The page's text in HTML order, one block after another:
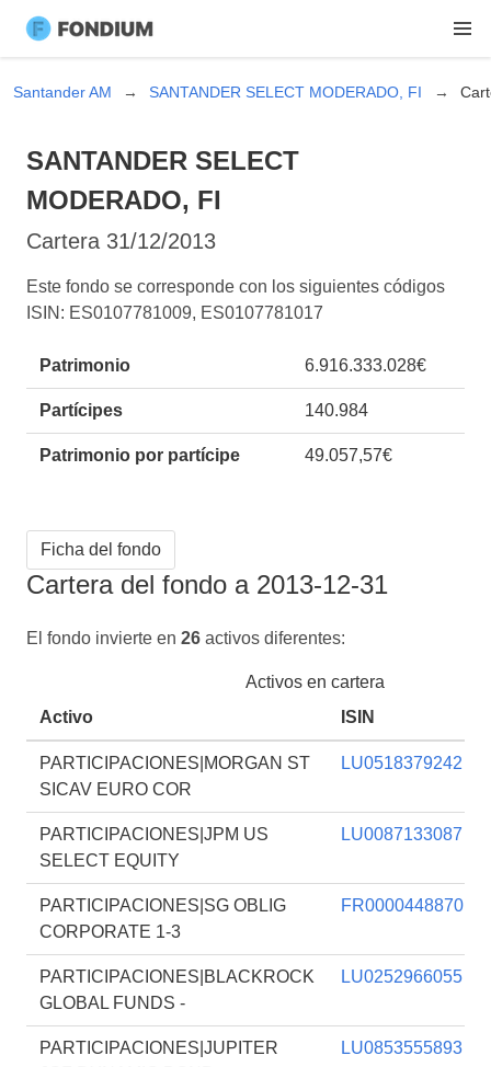
Santander AM SANTANDER SELECT MODERADO, FI
SANTANDER SELECT
MODERADO, FI
Cartera 31/12/2013
Este fondo se corresponde con los siguientes códigos
ISIN: ES0107781009, ES0107781017
Patrimonio 6.916.333.028€
Partícipes 140.984
Patrimonio por partícipe 49.057,57€
Ficha del fondo
Cartera del fondo a 2013-12-31
El fondo invierte en 26 activos diferentes:
Activos en cartera
Activo
ISIN
PARTICIPACIONES|MORGAN ST
SICAV EURO COR
LU0518379242
PARTICIPACIONES|JPM US
SELECT EQUITY
LU0087133087
PARTICIPACIONES|SG OBLIG
CORPORATE 1-3
FR0000448870
PARTICIPACIONES|BLACKROCK
GLOBAL FUNDS -
LU0252966055
PARTICIPACIONES|JUPITER
LU0853555893